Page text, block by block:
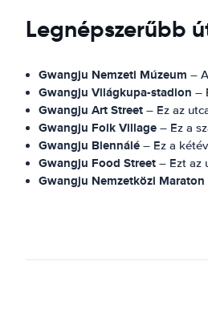
Legnépszerűbb
Gwangju Nemzeti Múzeum –
Gwangju Világkupa-stadion –
Gwangju Art Street – Ez az
Gwangju Folk Village – Ez a
Gwangju Biennálé – Ez a
Gwangju Food Street – Ezt az
Gwangju Nemzetközi Maraton